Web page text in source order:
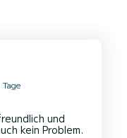
Tage
und
kein Problem.